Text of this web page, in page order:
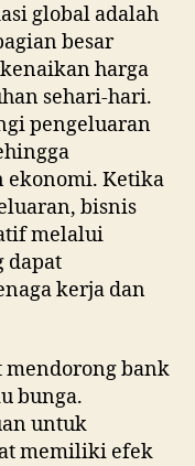
global adalah
besar
harga
sehari-hari.
pengeluaran
ekonomi. Ketika
bisnis
melalui
dapat
kerja dan
mendorong bank
bunga.
untuk
memiliki efek